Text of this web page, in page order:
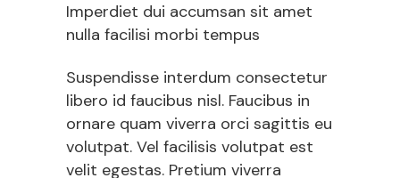
Imperdiet dui accumsan sit amet
nulla facilisi morbi tempus
Suspendisse interdum consectetur
libero id faucibus nisl. Faucibus in
ornare quam viverra orci sagittis eu
volutpat. Vel facilisis volutpat est
velit egestas. Pretium viverra